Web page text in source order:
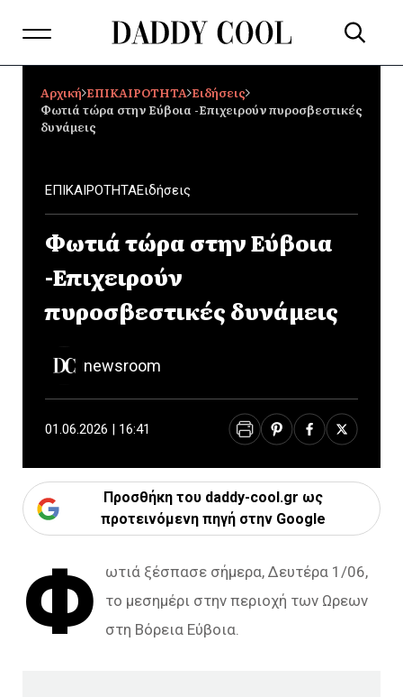
Αρχική ΕΠΙΚΑΙΡΟΤΗΤΑ Ειδήσεις
Φωτιά τώρα στην Εύβοια -Επιχειρούν πυροσβεστικές
δυνάμεις
ΕΠΙΚΑΙΡΟΤΗΤΑΕιδήσεις
Φωτιά τώρα στην Εύβοια
-Επιχειρούν
πυροσβεστικές δυνάμεις
newsroom
01.06.2026 | 16:41
Προσθήκη του daddy-cool.gr ως
προτεινόμενη πηγή στην Google
Φ
ωτιά ξέσπασε σήμερα, Δευτέρα 1/06,
το μεσημέρι στην περιοχή των Ωρεων
στη Βόρεια Εύβοια.